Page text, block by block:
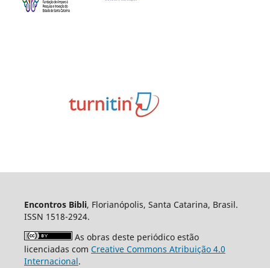
Encontros Bibli, Florianópolis, Santa Catarina, Brasil.
ISSN 1518-2924.
As obras deste periódico estão
licenciadas com Creative Commons Atribuição 4.0
Internacional.